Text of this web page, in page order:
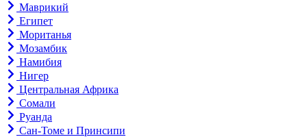
Маврикий
Египет
Моританья
Мозамбик
Намибия
Нигер
Центральная Африка
Сомали
Руанда
Сан-Томе и Принсипи